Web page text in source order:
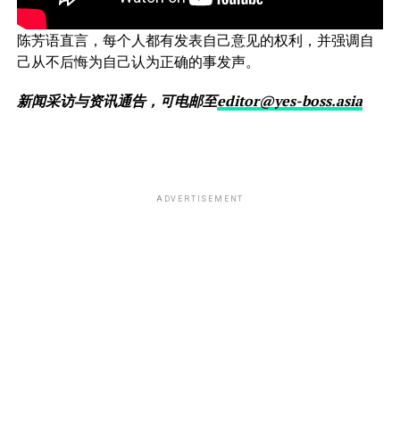
陈芳语直言，每个人都有发表自己意见的权利，并强调自
己从不后悔为自己认为正确的事发声。
新闻采访与资讯通告，可电邮至editor@yes-boss.asia
ADVERTISEMENT